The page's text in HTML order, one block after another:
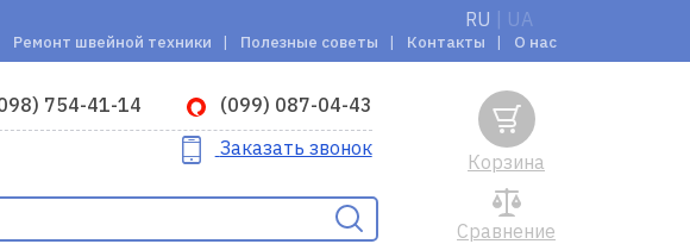
RU UA
Ремонт швейной техники Полезные советы Контакты О нас
754-41-14 (099) 087-04-43
Заказать звонок
Сравнение
Корзина